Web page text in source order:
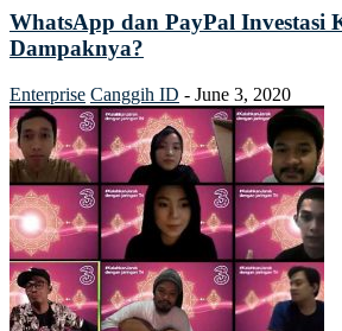
WhatsApp dan PayPal Investasi
Dampaknya?
Enterprise Canggih ID - June 3, 2020